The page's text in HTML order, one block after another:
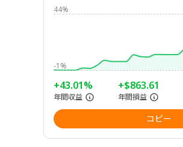
44%
-1%
+43.01%
年間収益
+$863.61
年間損益
コピー